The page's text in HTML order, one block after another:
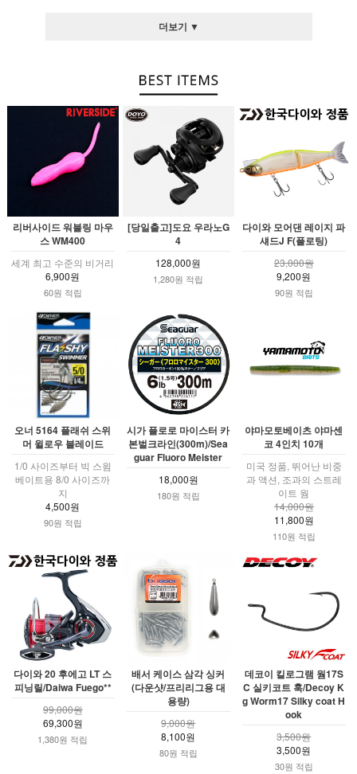
더보기 ▼
리버사이드 워블링 마우
스 WM400
세계 최고 수준의 비거리
6,900원
60원 적립
[당일출고]도요 우라노G
4
128,000원
1,280원 적립
다이와 모어댄 레이지 파
섀드J F(플로팅)
23,000원
9,200원
90원 적립
오너 5164 플래쉬 스위
머 윌로우 블레이드
1/0 사이즈부터 빅 스윔
베이트용 8/0 사이즈까
지
4,500원
90원 적립
시가 플로로 마이스터 카
본벌크라인(300m)/Sea
guar Fluoro Meister
18,000원
180원 적립
야마모토베이츠 야마센
코 4인치 10개
미국 정품, 뛰어난 비중
과 액션, 조과의 스트레
이트 웜
14,000원
11,800원
110원 적립
다이와 20 후에고 LT 스
피닝릴/Daiwa Fuego**
99,000원
69,300원
1,380원 적립
배서 케이스 삼각 싱커
(다운샷/프리리그용 대
용량)
9,000원
8,100원
80원 적립
데코이 킬로그램 웜17S
C 실키코트 훅/Decoy K
g Worm17 Silky coat H
ook
3,500원
3,500원
30원 적립